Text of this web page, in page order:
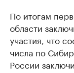
По итогам
области
участия, что
числа по
России